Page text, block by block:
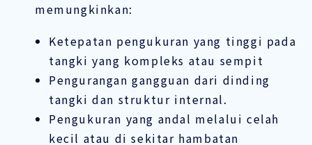
memungkinkan:
Ketepatan pengukuran yang tinggi pada
tangki yang kompleks atau sempit
Pengurangan gangguan dari dinding
tangki dan struktur internal.
Pengukuran yang andal melalui celah
kecil atau di sekitar hambatan